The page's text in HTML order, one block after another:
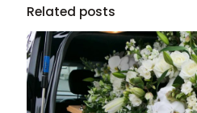
Related posts